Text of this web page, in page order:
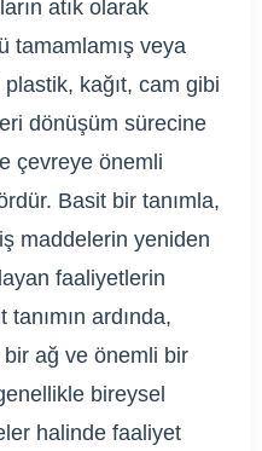
atık olarak
tamamlamış veya
kağıt, cam gibi
dönüşüm sürecine
çevreye önemli
Basit bir tanımla,
maddelerin yeniden
faaliyetlerin
ardında,
bir ağ ve önemli bir
bireysel
halinde faaliyet